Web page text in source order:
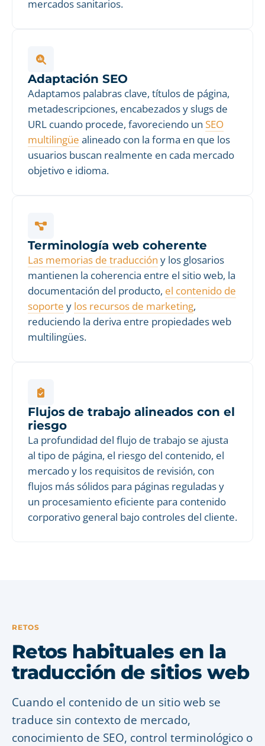
mercados sanitarios.
Adaptación SEO
Adaptamos palabras clave, títulos de página,
metadescripciones, encabezados y slugs de
URL cuando procede, favoreciendo un SEO
multilingüe alineado con la forma en que los
usuarios buscan realmente en cada mercado
objetivo e idioma.
Terminología web coherente
Las memorias de traducción y los glosarios
mantienen la coherencia entre el sitio web, la
documentación del producto, el contenido de
soporte y los recursos de marketing,
reduciendo la deriva entre propiedades web
multilingües.
Flujos de trabajo alineados con el
riesgo
La profundidad del flujo de trabajo se ajusta
al tipo de página, el riesgo del contenido, el
mercado y los requisitos de revisión, con
flujos más sólidos para páginas reguladas y
un procesamiento eficiente para contenido
corporativo general bajo controles del cliente.
RETOS
Retos habituales en la
traducción de sitios web
Cuando el contenido de un sitio web se
traduce sin contexto de mercado,
conocimiento de SEO, control terminológico o